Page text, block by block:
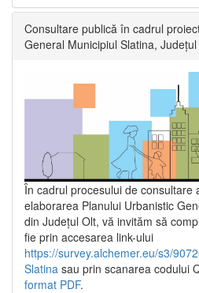
Consultare publică în cadrul
General Municipiul Slatina, Județul
În cadrul procesului de consultare
elaborarea Planului Urbanistic
din Județul Olt, vă invităm să
fie prin accesarea link-ului
https://survey.alchemer.eu/s3/
Slatina sau prin scanarea codului
format PDF.